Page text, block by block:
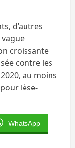
d’autres
croissante
contre les
au moins
lèse-
WhatsApp